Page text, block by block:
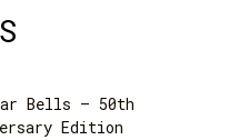
Bells – 50th
Edition